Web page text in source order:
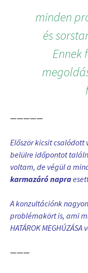
minden
és
Ennek
—————
Először kicsit
belülre időpontot
voltam, de végül a
karmazáró napra
A konzultációnk
problémakört is, ami
HATÁROK MEGHÚZÁSA
———